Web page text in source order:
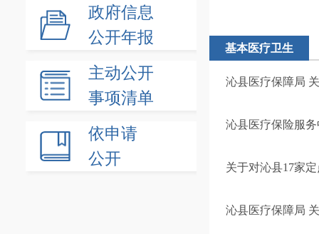
政府信息
公开年报
主动公开
事项清单
依申请
公开
基本医疗卫生
沁县医疗保障局
沁县医疗保险服
关于对沁县17家
沁县医疗保障局